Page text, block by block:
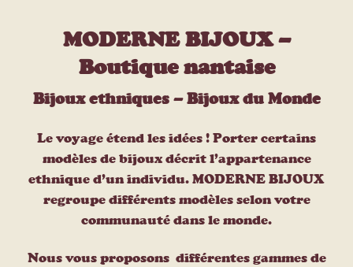
MODERNE BIJOUX –
Boutique nantaise
Bijoux ethniques – Bijoux du Monde
Le voyage étend les idées ! Porter certains
modèles de bijoux décrit l’appartenance
ethnique d’un individu. MODERNE BIJOUX
regroupe différents modèles selon votre
communauté dans le monde.
Nous vous proposons différentes gammes de